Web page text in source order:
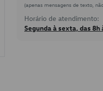
(apenas mensagens de texto,
Horário de atendimento:
Segunda à sexta, das 8h